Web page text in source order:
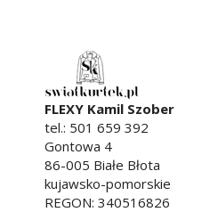
FLEXY Kamil Szober
tel.: 501 659 392
Gontowa 4
86-005 Białe Błota
kujawsko-pomorskie
REGON: 340516826